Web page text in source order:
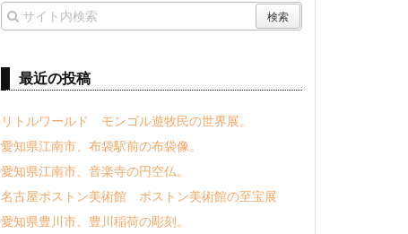
最近の投稿
リトルワールド モンゴル遊牧民の世界展。
愛知県江南市、布袋駅前の布袋像。
愛知県江南市、音楽寺の円空仏。
名古屋ボストン美術館 ボストン美術館の至宝展
愛知県豊川市、豊川稲荷の彫刻。